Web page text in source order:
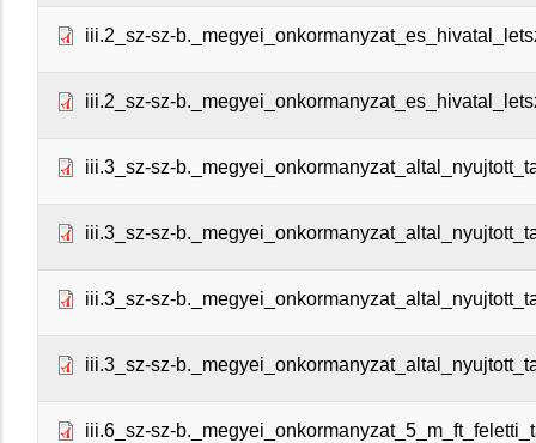
iii.2_sz-sz-
iii.2_sz-sz-
iii.3_sz-sz-
iii.3_sz-sz-
iii.3_sz-sz-
iii.3_sz-sz-
iii.6_sz-sz-